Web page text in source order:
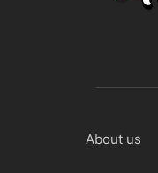
About us